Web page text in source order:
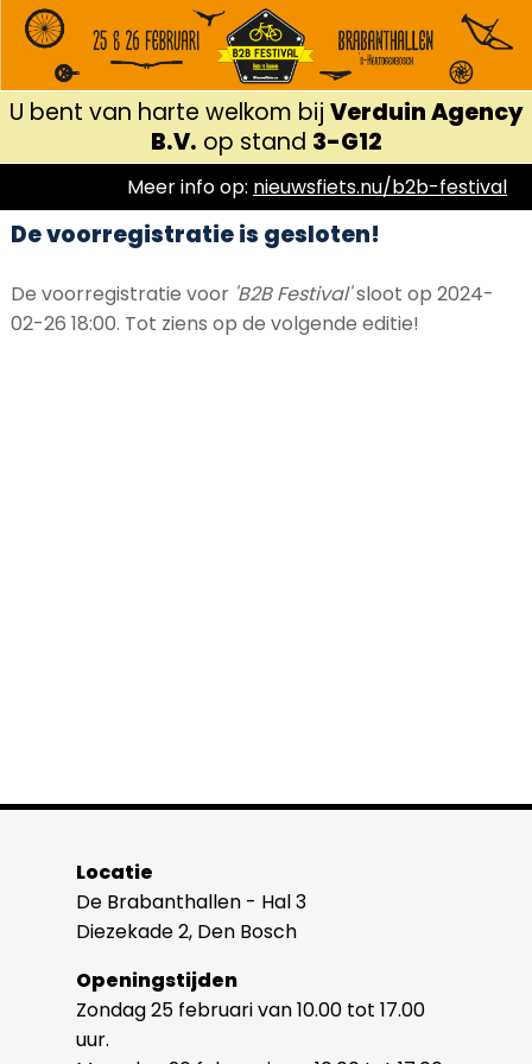
U bent van harte welkom bij Verduin Agency
B.V. op stand 3-G12
Meer info op: nieuwsfiets.nu/b2b-festival
De voorregistratie is gesloten!
De voorregistratie voor 'B2B Festival'sloot op 2024-
02-26 18:00. Tot ziens op de volgende editie!
Locatie
De Brabanthallen - Hal 3
Diezekade 2, Den Bosch
Openingstijden
Zondag 25 februari van 10.00 tot 17.00
uur.